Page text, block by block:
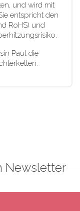
und wird mit
entspricht den
RoHS) und
Paul die
Newsletter